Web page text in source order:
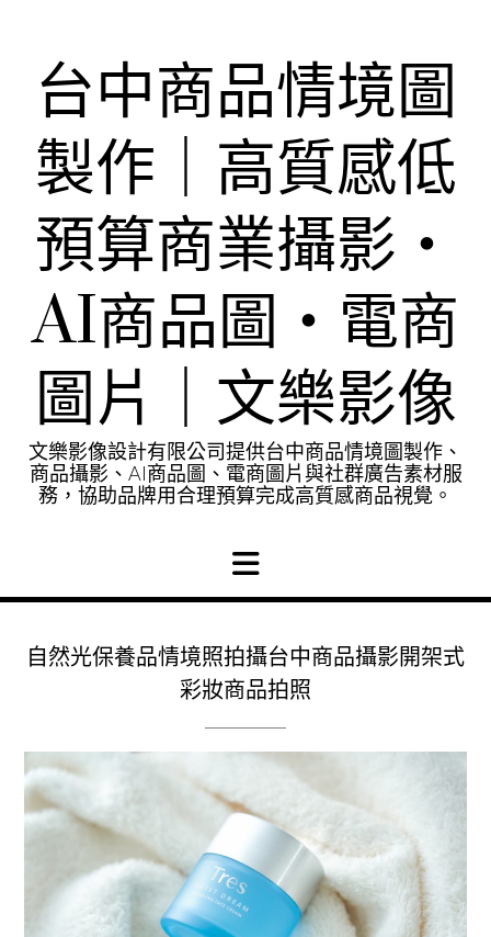
台中商品情境圖
製作｜高質感低
預算商業攝影・
AI商品圖・電商
圖片｜文樂影像
文樂影像設計有限公司提供台中商品情境圖製作、
商品攝影、AI商品圖、電商圖片與社群廣告素材服
務，協助品牌用合理預算完成高質感商品視覺。
自然光保養品情境照拍攝台中商品攝影開架式
彩妝商品拍照